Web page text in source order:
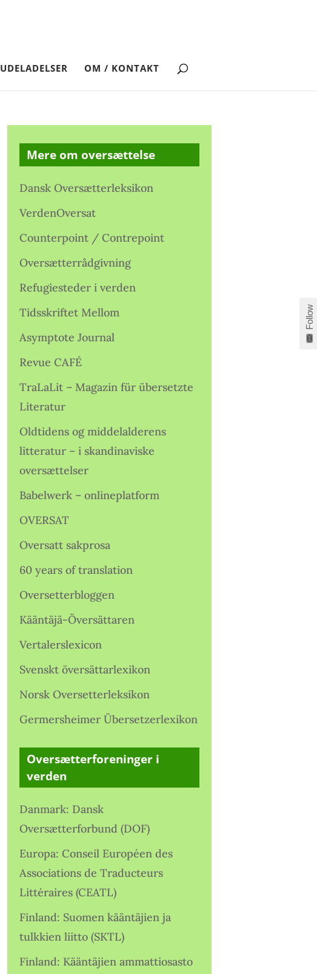
UDELADELSER OM / KONTAKT
Mere om oversættelse
Dansk Oversætterleksikon
VerdenOversat
Counterpoint / Contrepoint
Oversætterrådgivning
Refugiesteder i verden
Tidsskriftet Mellom
Asymptote Journal
Revue CAFÉ
TraLaLit – Magazin für übersetzte
Literatur
Oldtidens og middelalderens
litteratur – i skandinaviske
oversættelser
Babelwerk – onlineplatform
OVERSAT
Oversatt sakprosa
60 years of translation
Oversetterbloggen
Kääntäjä-Översättaren
Vertalerslexicon
Svenskt översättarlexikon
Norsk Oversetterleksikon
Germersheimer Übersetzerlexikon
Oversætterforeninger i
verden
Danmark: Dansk
Oversætterforbund (DOF)
Europa: Conseil Européen des
Associations de Traducteurs
Littéraires (CEATL)
Finland: Suomen kääntäjien ja
tulkkien liitto (SKTL)
Finland: Kääntäjien ammattiosasto
Follow